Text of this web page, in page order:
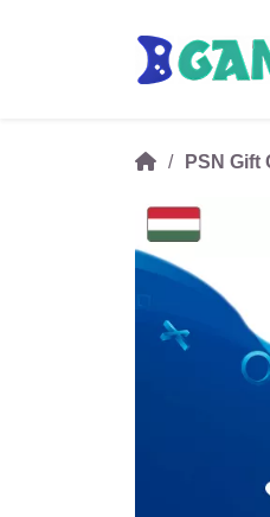
PSN Gift